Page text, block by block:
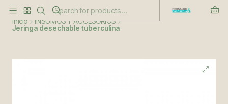
Inicio
INSUMOS Y ACCESORIOS
Jeringa desechable tuberculina